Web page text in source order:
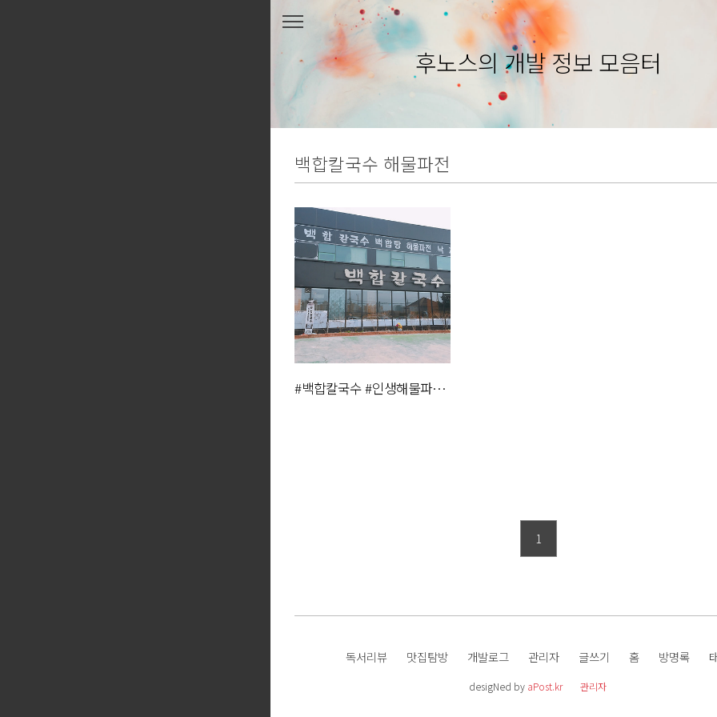
후노스의 개발 정보 모음터
백합칼국수 해물파전
#백합칼국수 #인생해물파전
1
독서리뷰 맛집탐방 개발로그 관리자 글쓰기 홈 방명록
desigNed by aPost.kr 관리자